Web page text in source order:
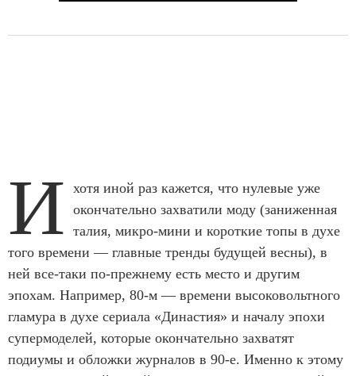
И хотя иной раз кажется, что нулевые уже
окончательно захватили моду (заниженная
талия, микро-мини и короткие топы в духе
того времени — главные тренды будущей весны), в
ней все-таки по-прежнему есть место и другим
эпохам. Например, 80-м — времени высоковольтного
гламура в духе сериала «Династия» и началу эпохи
супермоделей, которые окончательно захватят
подиумы и обложки журналов в 90-е. Именно к этому